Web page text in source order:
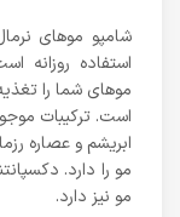
شامپو موهای
استفاده
موهای شما را
است. ترکیبات
ابریشم و عصاره
مو را دارد.
مو نیز دارد.